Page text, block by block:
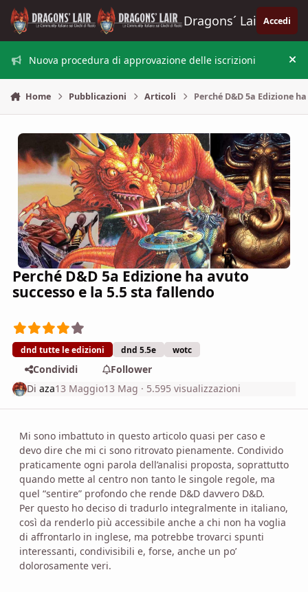
Vai al contenuto
Dragons´ Lair Accedi
Nuova procedura di approvazione delle iscrizioni
Home Pubblicazioni Articoli Perché D&D 5a Edizione
Perché D&D 5a Edizione ha avuto
successo e la 5.5 sta fallendo
dnd tutte le edizioni dnd 5.5e wotc
Condividi
Follower
Diaza13 Maggio13 Mag · 5.595 visualizzazioni
Mi sono imbattuto in questo articolo quasi per caso e
devo dire che mi ci sono ritrovato pienamente. Condivido
praticamente ogni parola dell’analisi proposta, soprattutto
quando mette al centro non tanto le singole regole, ma
quel “sentire” profondo che rende D&D davvero D&D.
Per questo ho deciso di tradurlo integralmente in italiano,
così da renderlo più accessibile anche a chi non ha voglia
di affrontarlo in inglese, ma potrebbe trovarci spunti
interessanti, condivisibili e, forse, anche un po’
dolorosamente veri.